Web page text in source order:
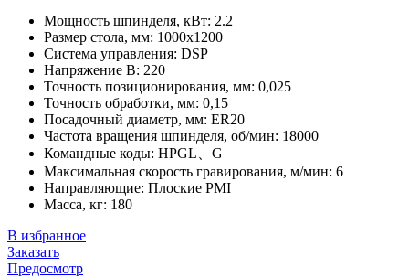
составляла
294
000 руб..
289
000 руб..
Мощность шпинделя, кВт: 2.2
Размер стола, мм: 1000х1200
Система управления: DSP
Напряжение В: 220
Точность позиционирования, мм: 0,025
Точность обработки, мм: 0,15
Посадочный диаметр, мм: ER20
Частота вращения шпинделя, об/мин: 18000
Командные коды: HPGL、G
Максимальная скорость гравирования, м/мин: 6
Направляющие: Плоские PMI
Масса, кг: 180
В избранное
Заказать
Предосмотр